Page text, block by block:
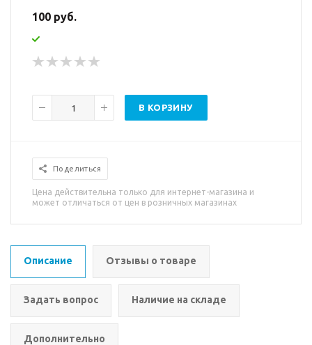
100 руб.
В КОРЗИНУ
Поделиться
Цена действительна только для интернет-магазина и
может отличаться от цен в розничных магазинах
Описание Отзывы о товаре
Задать вопрос Наличие на складе
Дополнительно